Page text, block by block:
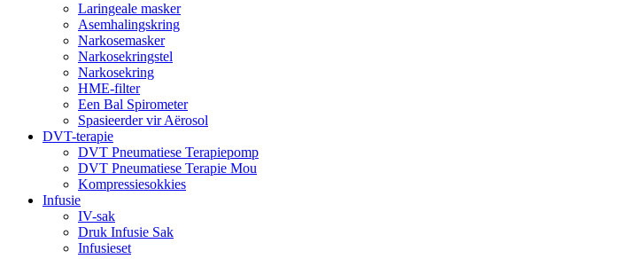
Laringeale masker
Asemhalingskring
Narkosemasker
Narkosekringstel
Narkosekring
HME-filter
Een Bal Spirometer
Spasieerder vir Aërosol
DVT-terapie
DVT Pneumatiese Terapiepomp
DVT Pneumatiese Terapie Mou
Kompressiesokkies
Infusie
IV-sak
Druk Infusie Sak
Infusieset